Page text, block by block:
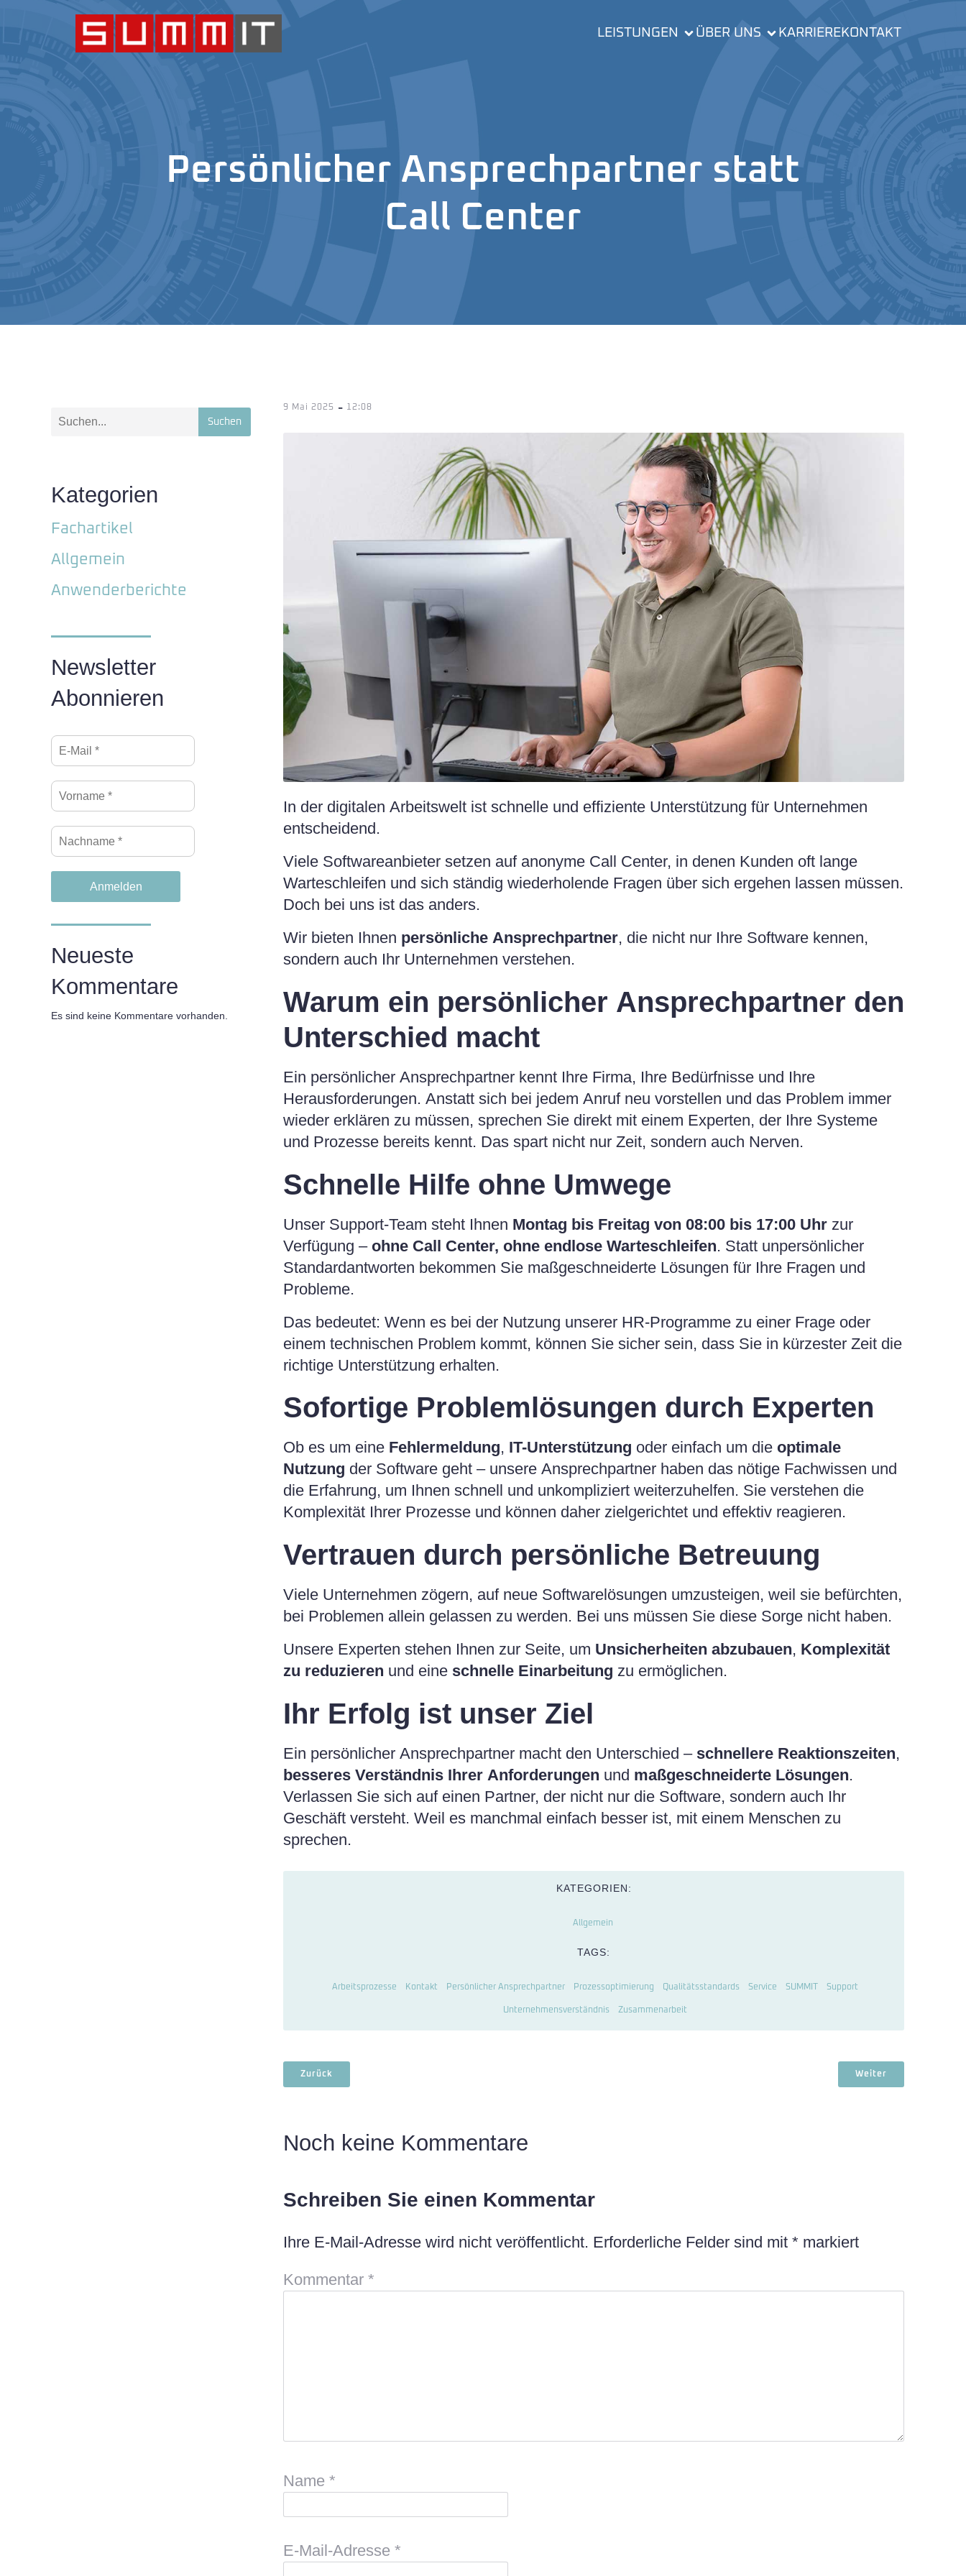
LEISTUNGEN ÜBER UNS KARRIEREKONTAKT
Persönlicher Ansprechpartner statt
Call Center
Suchen
Kategorien
Fachartikel
Allgemein
Anwenderberichte
Newsletter
Abonnieren
Neueste
Kommentare
Es sind keine Kommentare vorhanden.
9 Mai 2025 - 12:08
In der digitalen Arbeitswelt ist schnelle und effiziente Unterstützung für Unternehmen
entscheidend.
Viele Softwareanbieter setzen auf anonyme Call Center, in denen Kunden oft lange
Warteschleifen und sich ständig wiederholende Fragen über sich ergehen lassen müssen.
Doch bei uns ist das anders.
Wir bieten Ihnen persönliche Ansprechpartner, die nicht nur Ihre Software kennen,
sondern auch Ihr Unternehmen verstehen.
Warum ein persönlicher Ansprechpartner den
Unterschied macht
Ein persönlicher Ansprechpartner kennt Ihre Firma, Ihre Bedürfnisse und Ihre
Herausforderungen. Anstatt sich bei jedem Anruf neu vorstellen und das Problem immer
wieder erklären zu müssen, sprechen Sie direkt mit einem Experten, der Ihre Systeme
und Prozesse bereits kennt. Das spart nicht nur Zeit, sondern auch Nerven.
Schnelle Hilfe ohne Umwege
Unser Support-Team steht Ihnen Montag bis Freitag von 08:00 bis 17:00 Uhr zur
Verfügung – ohne Call Center, ohne endlose Warteschleifen. Statt unpersönlicher
Standardantworten bekommen Sie maßgeschneiderte Lösungen für Ihre Fragen und
Probleme.
Das bedeutet: Wenn es bei der Nutzung unserer HR-Programme zu einer Frage oder
einem technischen Problem kommt, können Sie sicher sein, dass Sie in kürzester Zeit die
richtige Unterstützung erhalten.
Sofortige Problemlösungen durch Experten
Ob es um eine Fehlermeldung, IT-Unterstützung oder einfach um die optimale
Nutzung der Software geht – unsere Ansprechpartner haben das nötige Fachwissen und
die Erfahrung, um Ihnen schnell und unkompliziert weiterzuhelfen. Sie verstehen die
Komplexität Ihrer Prozesse und können daher zielgerichtet und effektiv reagieren.
Vertrauen durch persönliche Betreuung
Viele Unternehmen zögern, auf neue Softwarelösungen umzusteigen, weil sie befürchten,
bei Problemen allein gelassen zu werden. Bei uns müssen Sie diese Sorge nicht haben.
Unsere Experten stehen Ihnen zur Seite, um Unsicherheiten abzubauen, Komplexität
zu reduzieren und eine schnelle Einarbeitung zu ermöglichen.
Ihr Erfolg ist unser Ziel
Ein persönlicher Ansprechpartner macht den Unterschied – schnellere Reaktionszeiten,
besseres Verständnis Ihrer Anforderungen und maßgeschneiderte Lösungen.
Verlassen Sie sich auf einen Partner, der nicht nur die Software, sondern auch Ihr
Geschäft versteht. Weil es manchmal einfach besser ist, mit einem Menschen zu
sprechen.
KATEGORIEN:
Allgemein
TAGS:
Arbeitsprozesse Kontakt Persönlicher Ansprechpartner Prozessoptimierung Qualitätsstandards Service SUMMIT Support
Unternehmensverständnis Zusammenarbeit
Zurück Weiter
Noch keine Kommentare
Schreiben Sie einen Kommentar
Ihre E-Mail-Adresse wird nicht veröffentlicht. Erforderliche Felder sind mit * markiert
Kommentar *
Name *
E-Mail-Adresse *